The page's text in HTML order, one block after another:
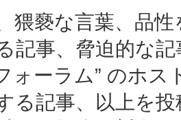
猥褻な言葉、品
記事、脅迫的な
ォーラム” のホ
る記事、以上を